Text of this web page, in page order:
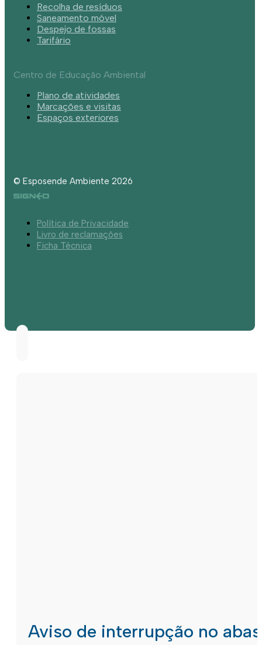
Recolha de resíduos
Saneamento móvel
Despejo de fossas
Tarifário
Centro de Educação Ambiental
Plano de atividades
Marcações e visitas
Espaços exteriores
© Esposende Ambiente 2026
Política de Privacidade
Livro de reclamações
Ficha Técnica
Aviso de interrupção no